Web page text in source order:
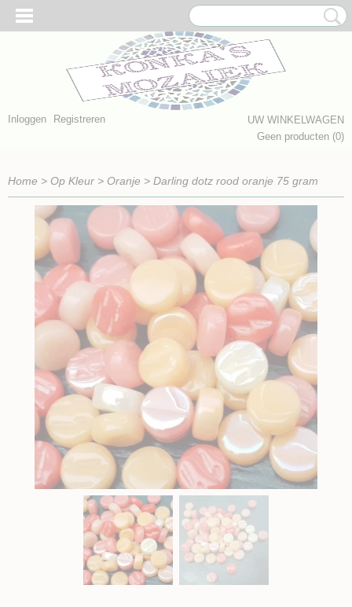
Inloggen Registreren
UW WINKELWAGEN
Geen producten (0)
Home > Op Kleur > Oranje > Darling dotz rood oranje 75 gram